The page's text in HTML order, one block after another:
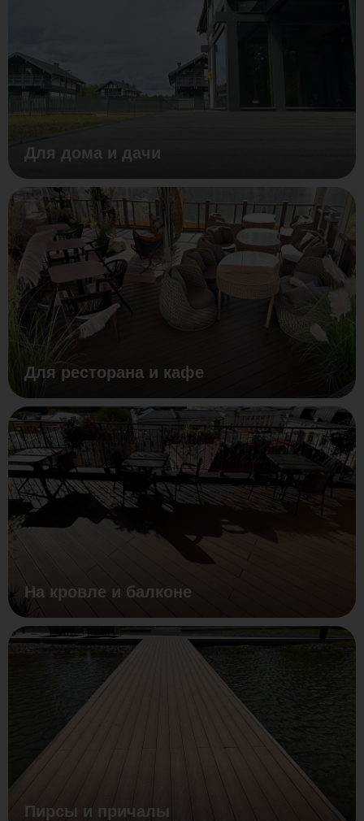
Для дома и дачи
Для ресторана и кафе
На кровле и балконе
Пирсы и причалы